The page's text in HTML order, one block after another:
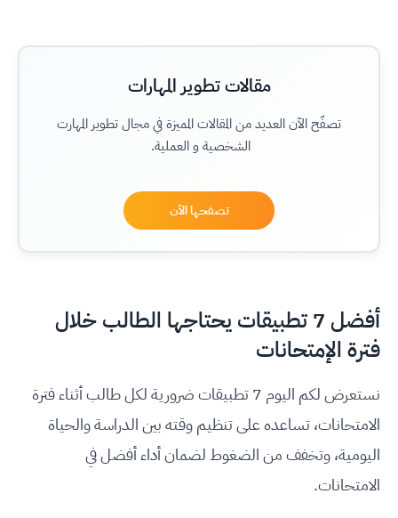
مقالات تطوير المهارات
تصفّح الآن العديد من المقالات المميزة في مجال تطوير المهارت
الشخصية و العملية.
تصفحها الآن
أفضل 7 تطبيقات يحتاجها الطالب خلال
فترة الإمتحانات
نستعرض لكم اليوم 7 تطبيقات ضرورية لكل طالب أثناء فترة
الامتحانات، تساعده على تنظيم وقته بين الدراسة والحياة
اليومية، وتخفف من الضغوط لضمان أداء أفضل في
الامتحانات.